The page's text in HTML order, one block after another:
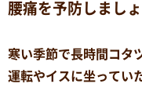
腰痛を予防しましょ
寒い季節で長時間コタ
運転やイスに坐ってい